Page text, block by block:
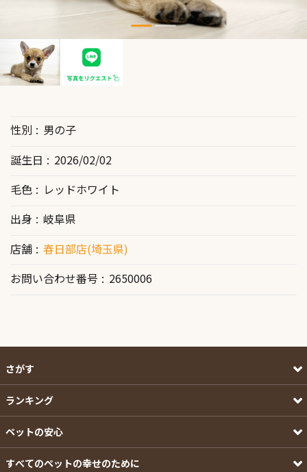
性別
男の子
誕生日
2026/02/02
毛色
レッドホワイト
出身
岐阜県
店舗
春日部店(埼玉県)
お問い合わせ番号
2650006
さがす
ランキング
ペットの安心
すべてのペットの幸せのために